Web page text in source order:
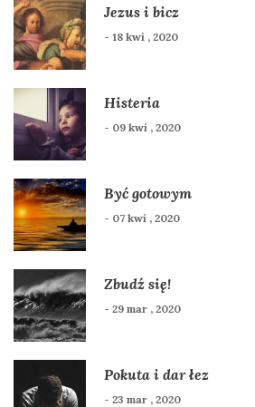
Jezus i bicz
- 18 kwi , 2020
Histeria
- 09 kwi , 2020
Być gotowym
- 07 kwi , 2020
Zbudź się!
- 29 mar , 2020
Pokuta i dar łez
- 23 mar , 2020